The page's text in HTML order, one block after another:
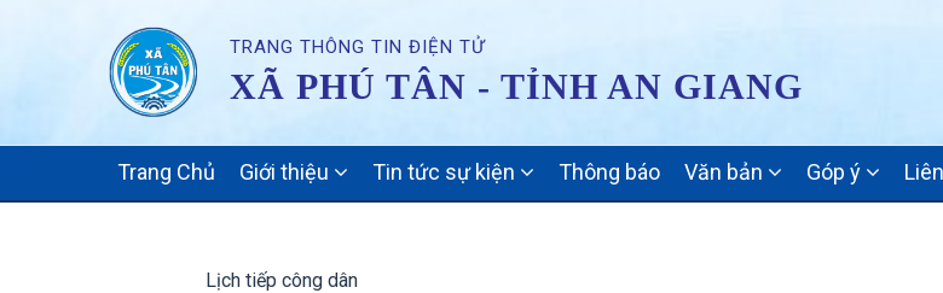
TRANG THÔNG TIN ĐIỆN TỬ
XÃ PHÚ TÂN - TỈNH AN GIANG
NAVIGATION
Trang Chủ Giới thiệu Tin tức sự kiện Thông báo Văn bản Góp ý
Lịch tiếp công dân